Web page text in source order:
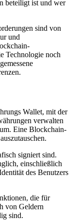
beteiligt ist und wer
sind von
und
Technologie noch
Wallet, mit der
verwalten
Eine Blockchain-
signiert sind.
einschließlich
des Benutzers
die für
von Geldern
sind.